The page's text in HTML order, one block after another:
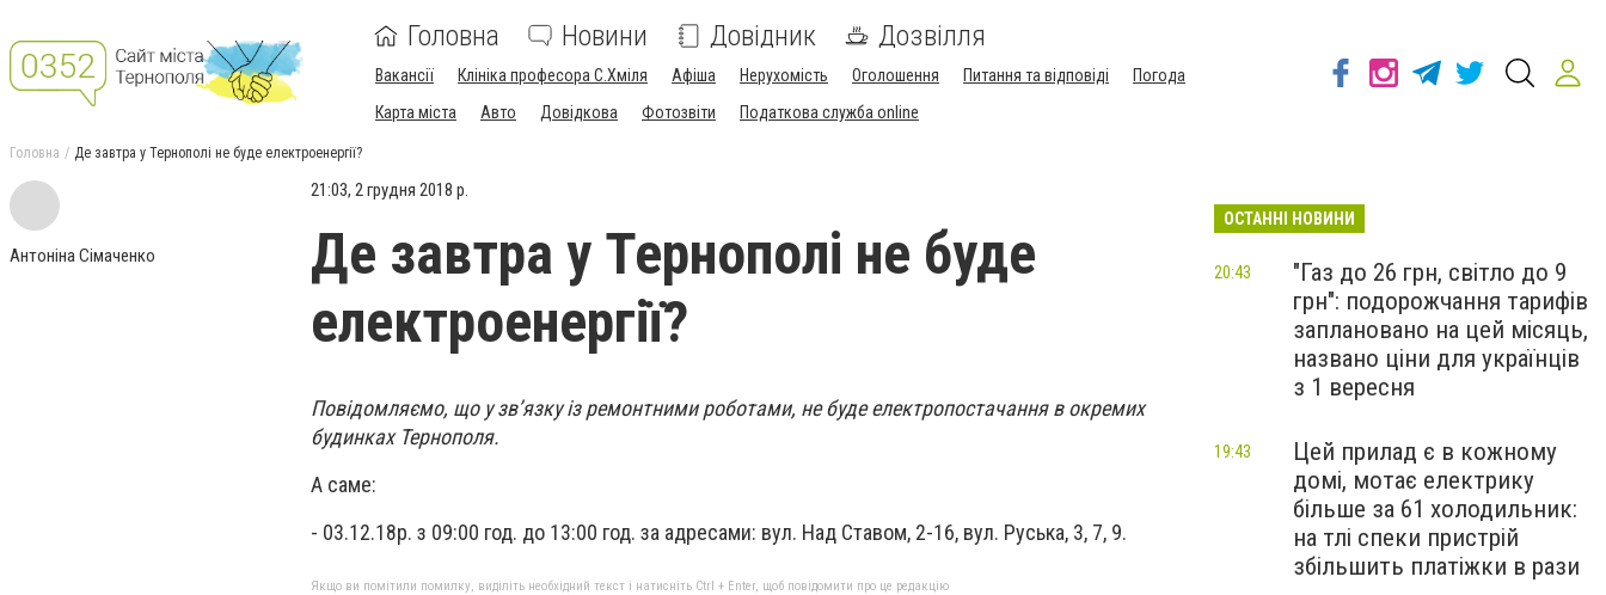
Головна Новини Довідник Дозвілля
Вакансії Клініка професора С.Хміля Афіша Нерухомість Оголошення Питання та відповіді
Погода
Карта міста
Авто Довідкова Фотозвіти Податкова служба online
Головна Де завтра у Тернополі не буде електроенергії?
Антоніна Сімаченко
21:03, 2 грудня 2018 р.
Де завтра у Тернополі не буде
електроенергії?
Повідомляємо, що у зв’язку із ремонтними роботами, не буде електропостачання в окремих
будинках Тернополя.
А саме:
- 03.12.18р. з 09:00 год. до 13:00 год. за адресами: вул. Над Ставом, 2-16, вул. Руська, 3, 7, 9.
Якщо ви помітили помилку, виділіть необхідний текст і натисніть Ctrl + Enter, щоб повідомити про це редакцію
ОСТАННІ НОВИНИ
"Газ до 26 грн, світло до 9
грн": подорожчання тарифів
заплановано на цей місяць,
названо ціни для українців
з 1 вересня
20:43
Цей прилад є в кожному
домі, мотає електрику
більше за 61 холодильник:
на тлі спеки пристрій
збільшить платіжки в рази
19:43